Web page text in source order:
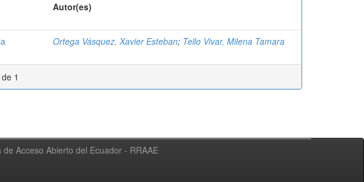
Autor(es)
Ortega Vásquez, Xavier Esteban; Tello Vivar, Milena Tamara
1
Acceso Abierto del Ecuador - RRAAE